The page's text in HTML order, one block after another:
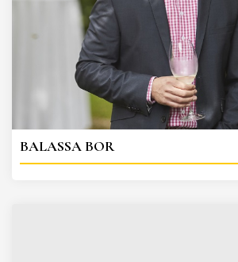
BALASSA BOR